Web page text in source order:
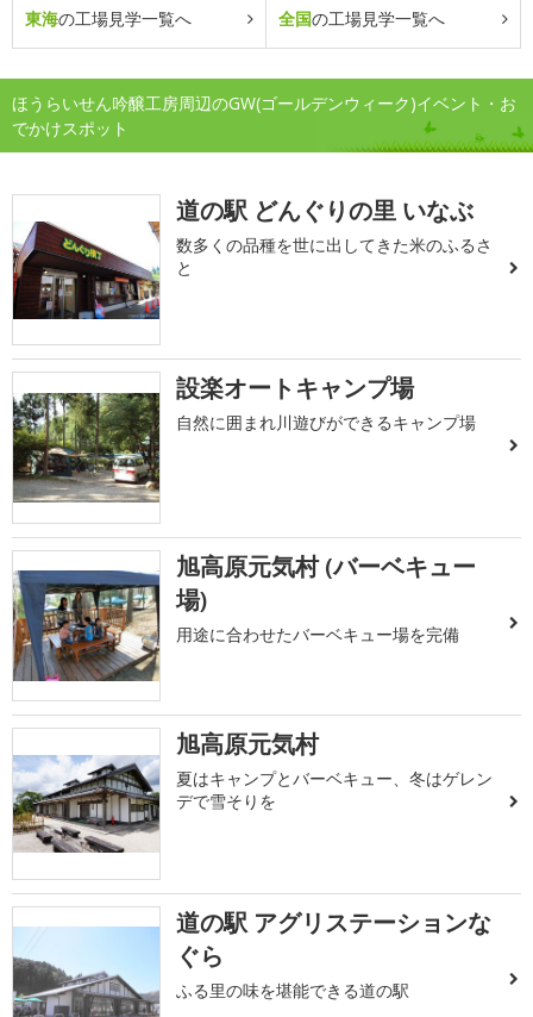
東海の工場見学一覧へ 全国の工場見学一覧へ
ほうらいせん吟醸工房周辺のGW(ゴールデンウィーク)イベント・お
でかけスポット
道の駅 どんぐりの里 いなぶ
数多くの品種を世に出してきた米のふるさ
と
設楽オートキャンプ場
自然に囲まれ川遊びができるキャンプ場
旭高原元気村 (バーベキュー
場)
用途に合わせたバーベキュー場を完備
旭高原元気村
夏はキャンプとバーベキュー、冬はゲレン
デで雪そりを
道の駅 アグリステーションな
ぐら
ふる里の味を堪能できる道の駅